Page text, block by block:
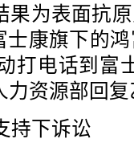
果为表面抗
康旗下的
打电话到富
力资源部回
下诉讼